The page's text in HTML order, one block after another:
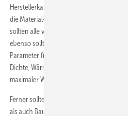
Herstellerkataloge als auch auf eine
die Material-/Bauteilsuche sowie auf
sollten alle vorhandenen Baustoffe und
ebenso sollten neue Baustoffe angelegt
Parameter frei definiert werden können:
Dichte, Wärmeleitfähigkeit, spezifische
maximaler
Ferner sollten Baustoff-Stammdaten
als auch Baustoff-Kennwerte, ohne